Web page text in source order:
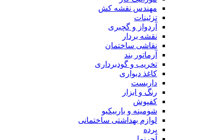
مهندس نقشه کش
تزئینات
آردواز و گچبری
نقشه بردار
نقاشی ساختمان
آرماتور بند
تخریب و گودبرداری
کاغذ دیواری
داربست
رنگ و ابزار
کفپوش
شومینه و باربیکیو
لوازم بهداشتی ساختمانی
پرده